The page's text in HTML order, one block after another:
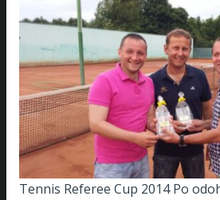
Tennis Referee Cup 2014 Po